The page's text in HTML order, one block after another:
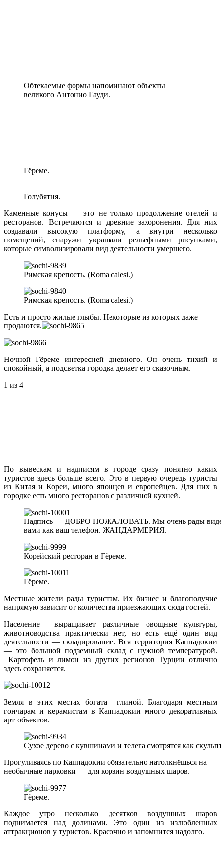
Обтекаемые формы напоминают объекты
великого Антонио Гауди.
Гёреме.
Голубятня.
Каменные конусы — это не только продолжение отелей и
ресторанов. Встречаются и древние захоронения. Для них
создавали высокую платформу, а внутри несколько
помещений, снаружи украшали рельефными рисунками,
которые символизировали вид деятельности умершего.
Римская крепость. (Roma calesi.)
Римская крепость. (Roma calesi.)
Есть и просто жилые глыбы. Некоторые из которых даже
продаются.
Ночной Гёреме интересней дневного. Он очень тихий и
спокойный, а подсветка городка делает его сказочным.
1 из 4
По вывескам и надписям в городе сразу понятно каких
туристов здесь больше всего. Это в первую очередь туристы
из Китая и Кореи, много японцев и европейцев. Для них в
городке есть много ресторанов с различной кухней.
Надпись — ДОБРО ПОЖАЛОВАТЬ. Мы очень рады видеть
вами как ваш телефон. ЖАНДАРМЕРИЯ.
Корейский ресторан в Гёреме.
Гёреме.
Местные жители рады туристам. Их бизнес и благополучие
напрямую зависит от количества приезжающих сюда гостей.
Население выращивает различные овощные культуры,
животноводства практически нет, но есть ещё один вид
деятельности — складирование. Вся территория Каппадокии
— это большой подземный склад с нужной температурой.
Картофель и лимон из других регионов Турции отлично
здесь сохраняется.
Земля в этих местах богата глиной. Благодаря местным
гончарам и керамистам в Каппадокии много декоративных
арт-объектов.
Сухое дерево с кувшинами и телега смотрятся как
Прогуливаясь по Каппадокии обязательно натолкнёшься на
необычные парковки — для корзин воздушных шаров.
Гёреме.
Каждое утро несколько десятков воздушных шаров
поднимается над долинами. Это один из излюбленных
аттракционов у туристов. Красочно и запомнится надолго.